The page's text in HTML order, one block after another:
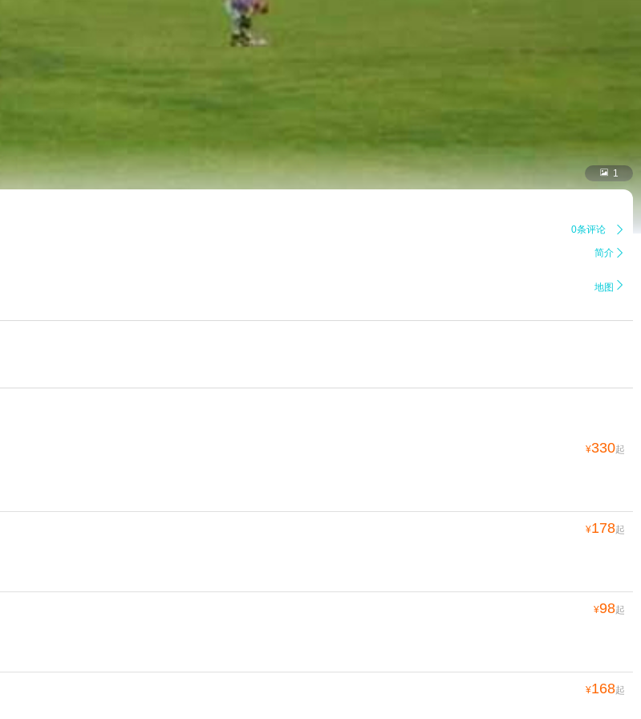
 1
0条评论 
简介 
地图 
¥330起
¥178起
¥98起
¥168起